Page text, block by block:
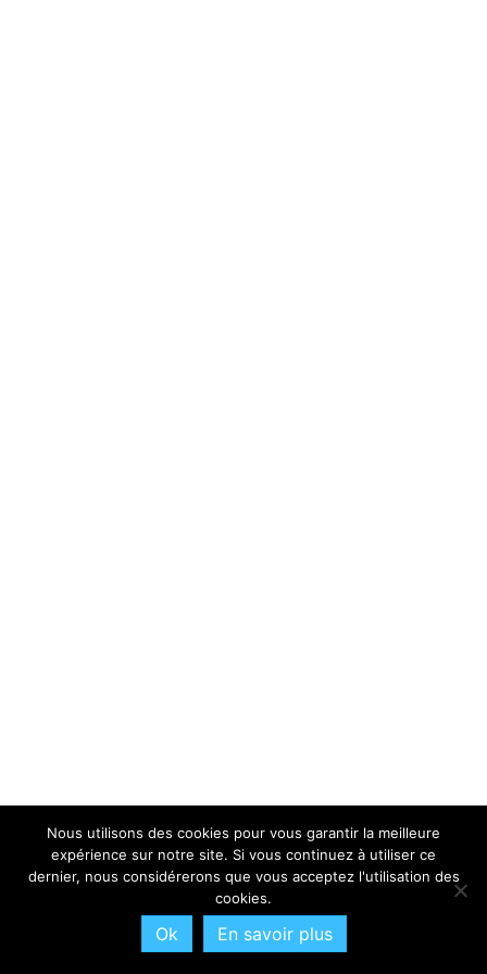
Nous utilisons des cookies pour vous garantir la meilleure
expérience sur notre site. Si vous continuez à utiliser ce
dernier, nous considérerons que vous acceptez l'utilisation des
cookies.
Ok En savoir plus